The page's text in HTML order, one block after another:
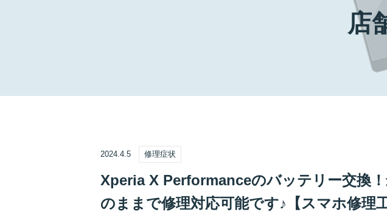
店
2024.4.5 修理症状
Xperia X Performanceのバッテリー交換
のままで修理対応可能です♪【スマホ修理